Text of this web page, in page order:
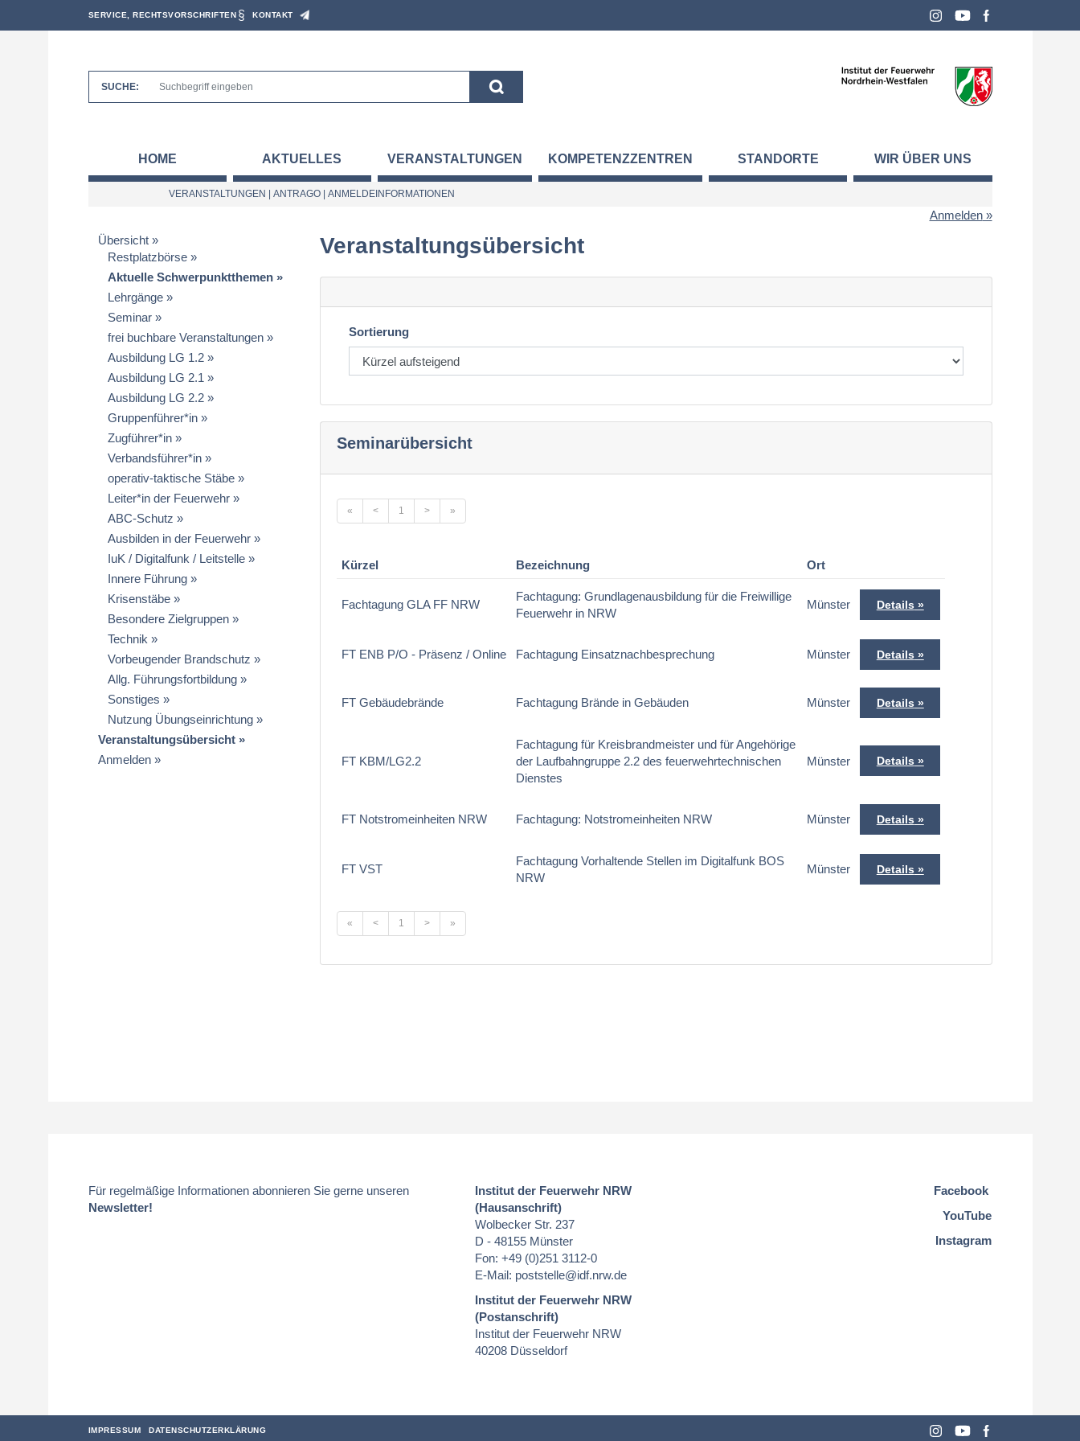
SERVICE, RECHTSVORSCHRIFTEN KONTAKT
SUCHE:
HOME AKTUELLES VERANSTALTUNGEN KOMPETENZZENTREN STANDORTE WIR ÜBER UNS
VERANSTALTUNGEN ANTRAGO| ANMELDEINFORMATIONEN
Anmelden
Übersicht
Restplatzbörse
Aktuelle Schwerpunktthemen
Lehrgänge
Seminar
frei buchbare Veranstaltungen
Ausbildung LG 1.2
Ausbildung LG 2.1
Ausbildung LG 2.2
Gruppenführer*in
Zugführer*in
Verbandsführer*in
operativ-taktische Stäbe
Leiter*in der Feuerwehr
ABC-Schutz
Ausbilden in der Feuerwehr
IuK / Digitalfunk / Leitstelle
Innere Führung
Krisenstäbe
Besondere Zielgruppen
Technik
Vorbeugender Brandschutz
Allg. Führungsfortbildung
Sonstiges
Nutzung Übungseinrichtung
Veranstaltungsübersicht
Anmelden
Veranstaltungsübersicht
Sortierung
Seminarübersicht
« < 1 > »
Kürzel Bezeichnung Ort
Fachtagung GLA FF NRW
Fachtagung: Grundlagenausbildung für die Freiwillige
Feuerwehr in NRW
Münster Details
FT ENB P/O - Präsenz / Online Fachtagung Einsatznachbesprechung Münster Details
FT Gebäudebrände Fachtagung Brände in Gebäuden Münster Details
FT KBM/LG2.2
Fachtagung für Kreisbrandmeister und für Angehörige
der Laufbahngruppe 2.2 des feuerwehrtechnischen
Dienstes
Münster Details
FT Notstromeinheiten NRW Fachtagung: Notstromeinheiten NRW Münster Details
FT VST
Fachtagung Vorhaltende Stellen im Digitalfunk BOS
NRW
Münster Details
« < 1 > »
Für regelmäßige Informationen abonnieren Sie gerne unseren
Newsletter!
Institut der Feuerwehr NRW
(Hausanschrift)
Wolbecker Str. 237
D - 48155 Münster
Fon: +49 (0)251 3112-0
E-Mail: poststelle@idf.nrw.de
Institut der Feuerwehr NRW
(Postanschrift)
Institut der Feuerwehr NRW
40208 Düsseldorf
Facebook
YouTube
Instagram
IMPRESSUM DATENSCHUTZERKLÄRUNG